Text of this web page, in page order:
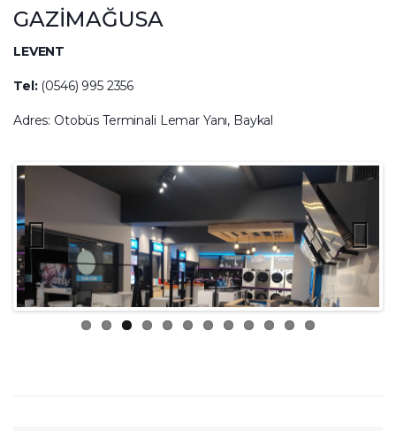
GAZİMAĞUSA
LEVENT
Tel:(0546) 995 2356
Adres: Otobüs Terminali Lemar Yanı, Baykal
Previ
ous
Next